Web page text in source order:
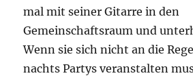
mal mit seiner Gitarre in den
Gemeinschaftsraum und
Wenn sie sich nicht an die
nachts Partys veranstalten